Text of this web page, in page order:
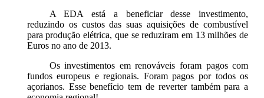
A EDA está a beneficiar desse investimento,
reduzindo os custos das suas aquisições de combustível
para produção elétrica, que se reduziram em 13 milhões de
Euros no ano de 2013.
Os investimentos em renováveis foram pagos com
fundos europeus e regionais. Foram pagos por todos os
açorianos. Esse benefício tem de reverter também para a